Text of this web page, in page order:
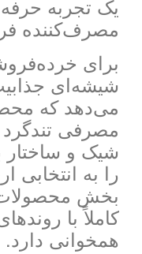
یک تجربه
مصرف‌کننده
برای
شیشه‌ای
می‌دهد که
مصرفی
شیک و ساختار
را به انتخابی
بخش محصولات
همخوانی دارد.